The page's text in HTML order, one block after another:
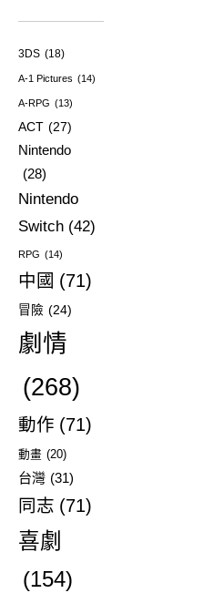
3DS (18)
A-1 Pictures (14)
A-RPG (13)
ACT (27)
Nintendo
(28)
Nintendo
Switch (42)
RPG (14)
中國 (71)
冒險 (24)
劇情
(268)
動作 (71)
動畫 (20)
台灣 (31)
同志 (71)
喜劇
(154)